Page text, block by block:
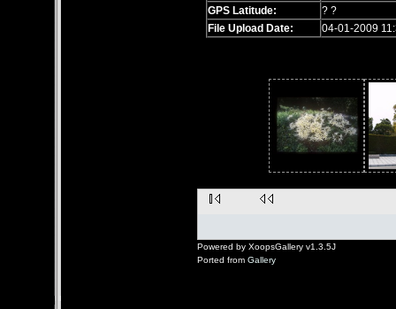
GPS Latitude:
? ?
File Upload Date:
04-01-2009
Powered by XoopsGallery v1.3.5J
Ported from Gallery